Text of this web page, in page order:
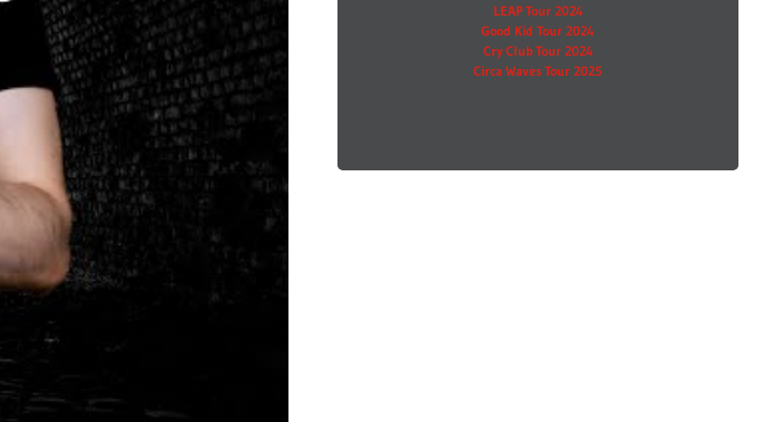
LEAP Tour 2024
Good Kid Tour 2024
Cry Club Tour 2024
Circa Waves Tour 2025